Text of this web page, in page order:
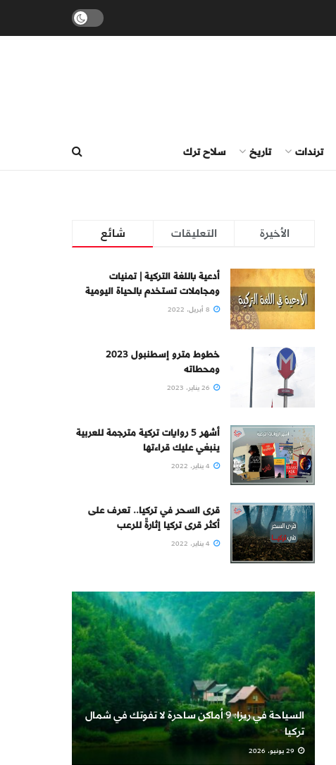
ترندات تاريخ سلاح ترك
شائع التعليقات الأخيرة
أدعية باللغة التركية | تمنيات
ومجاملات تستخدم بالحياة اليومية
خطوط مترو إسطنبول 2023
ومحطاته
أشهر 5 روايات تركية مترجمة للعربية
ينبغي عليك قراءتها
قرى السحر في تركيا.. تعرف على
أكثر قرى تركيا إثارةً للرعب
السياحة في ريزا: 9 أماكن ساحرة لا تفوتك في شمال
تركيا